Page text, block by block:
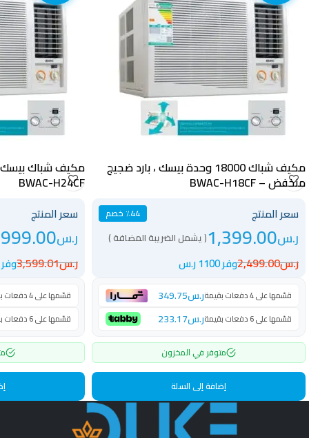
مكيف شباك 18000 وحدة بيسك ، بارد ضجيج
منخفض – BWAC-H18CF
سعر المنتج ٪44 خصم
ر.س1,399.00( يشمل الضريبة المضافة )
ر.س2,499.00وفر 1100 ر.س
قسّمها على 4 دفعات بقيمة ر.س349.75
قسّمها على 6 دفعات بقيمة ر.س233.17
متوفر في المخزون
إضافة إلى السلة
BWAC-H24CF
سعر المنتج
ر.س
ر.س3,599.01وفر 1600.01 ر.س
قسّمها على 4 دفعات بقيمة
قسّمها على 6 دفعات بقيمة